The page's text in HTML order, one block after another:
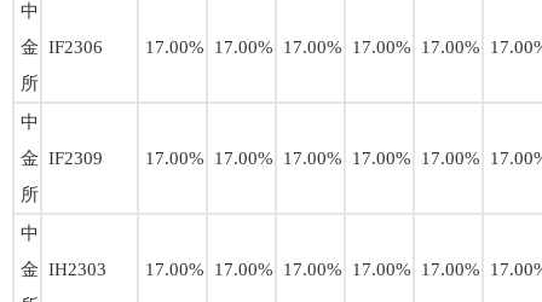
中
金
所
IF2306 17.00% 17.00% 17.00% 17.00% 17.00%
中
金
所
IF2309 17.00% 17.00% 17.00% 17.00% 17.00%
中
金 IH2303 17.00% 17.00% 17.00% 17.00% 17.00%